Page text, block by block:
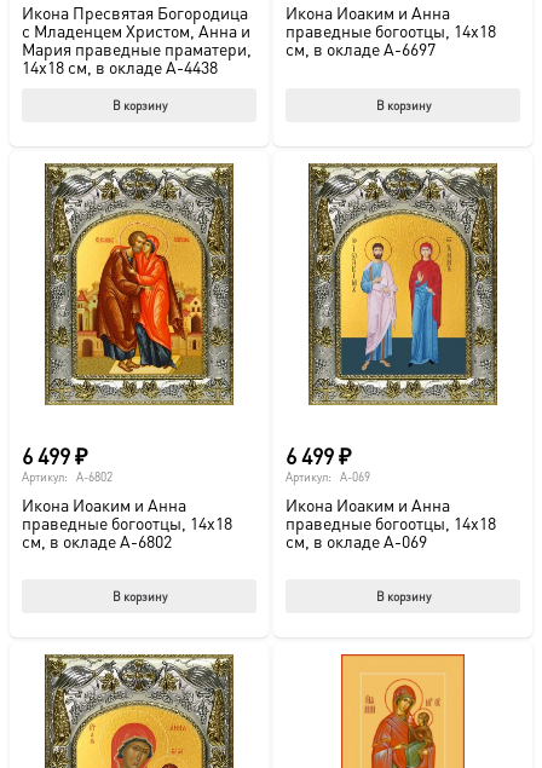
Икона Пресвятая Богородица
с Младенцем Христом, Анна и
Мария праведные праматери,
14х18 см, в окладе A-4438
В корзину
Икона Иоаким и Анна
праведные богоотцы, 14х18
см, в окладе A-6697
В корзину
6 499₽
Артикул: A-6802
Икона Иоаким и Анна
праведные богоотцы, 14х18
см, в окладе A-6802
В корзину
6 499₽
Артикул: A-069
Икона Иоаким и Анна
праведные богоотцы, 14х18
см, в окладе A-069
В корзину